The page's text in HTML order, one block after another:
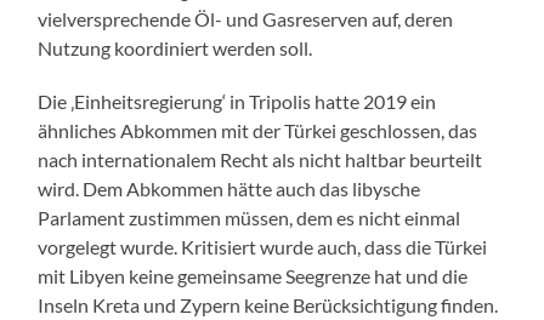
vielversprechende Öl- und Gasreserven auf, deren
Nutzung koordiniert werden soll.
Die ‚Einheitsregierung‘ in Tripolis hatte 2019 ein
ähnliches Abkommen mit der Türkei geschlossen, das
nach internationalem Recht als nicht haltbar beurteilt
wird. Dem Abkommen hätte auch das libysche
Parlament zustimmen müssen, dem es nicht einmal
vorgelegt wurde. Kritisiert wurde auch, dass die Türkei
mit Libyen keine gemeinsame Seegrenze hat und die
Inseln Kreta und Zypern keine Berücksichtigung finden.